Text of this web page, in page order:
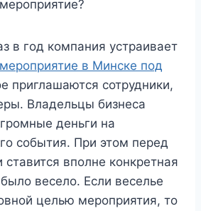
в год компания устраивает
в Минске под
приглашаются сотрудники,
Владельцы бизнеса
деньги на
события. При этом перед
ставится вполне конкретная
весело. Если веселье
целью мероприятия, то